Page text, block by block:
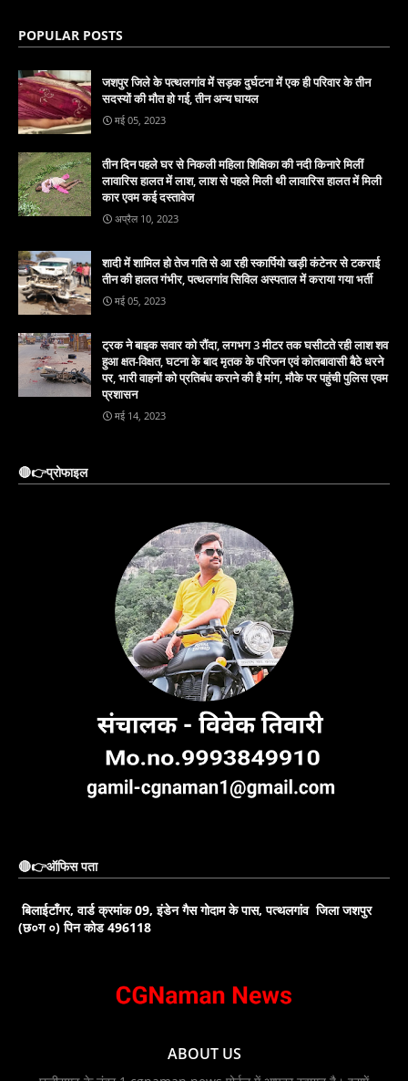
POPULAR POSTS
जशपुर जिले के पत्थलगांव में सड़क दुर्घटना में एक ही परिवार के तीन
सदस्यों की मौत हो गई, तीन अन्य घायल
मई 05, 2023
तीन दिन पहले घर से निकली महिला शिक्षिका की नदी किनारे मिलीं
लावारिस हालत में लाश, लाश से पहले मिली थी लावारिस हालत में मिली
कार एवम कई दस्तावेज
अप्रैल 10, 2023
शादी में शामिल हो तेज गति से आ रही स्कार्पियो खड़ी कंटेनर से टकराई
तीन की हालत गंभीर, पत्थलगांव सिविल अस्पताल में कराया गया भर्ती
मई 05, 2023
ट्रक ने बाइक सवार को रौंदा, लगभग 3 मीटर तक घसीटते रही लाश शव
हुआ क्षत-विक्षत, घटना के बाद मृतक के परिजन एवं कोतबावासी बैठे धरने
पर, भारी वाहनों को प्रतिबंध कराने की है मांग, मौके पर पहुंची पुलिस एवम
प्रशासन
मई 14, 2023
🔴👉प्रोफाइल
🔴👉ऑफिस पता
बिलाईटाँगर, वार्ड क्रमांक 09, इंडेन गैस गोदाम के पास, पत्थलगांव जिला जशपुर
(छ०ग ०) पिन कोड 496118
ABOUT US